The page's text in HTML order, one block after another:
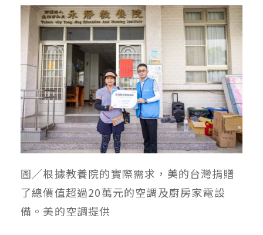
圖／根據教養院的實際需求，美的台灣捐贈
了總價值超過20萬元的空調及廚房家電設
備。美的空調提供